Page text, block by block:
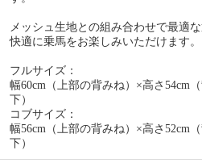
メッシュ生地との組み合わせで最適
快適に乗馬をお楽しみいただけます。
フルサイズ：
幅60cm（上部の背みね）×高さ54cm
下）
コブサイズ：
幅56cm（上部の背みね）×高さ52cm
下）